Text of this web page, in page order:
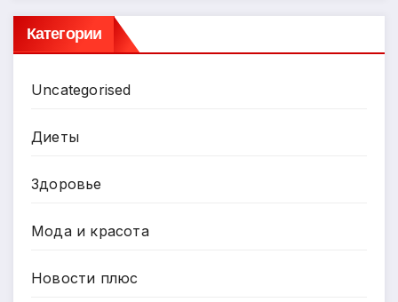
Категории
Uncategorised
Диеты
Здоровье
Мода и красота
Новости плюс